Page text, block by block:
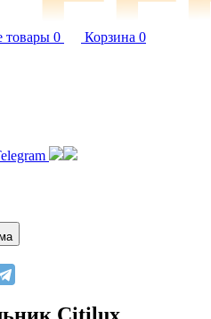
товары 0 Корзина 0